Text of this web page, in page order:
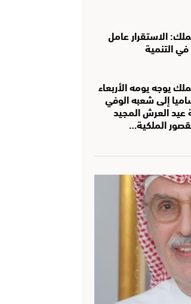
الاستقرار عامل
التنمية
يوجه يومه الأربعاء
إلى شعبه الوفي
عيد العرش المجيد
الملكية…